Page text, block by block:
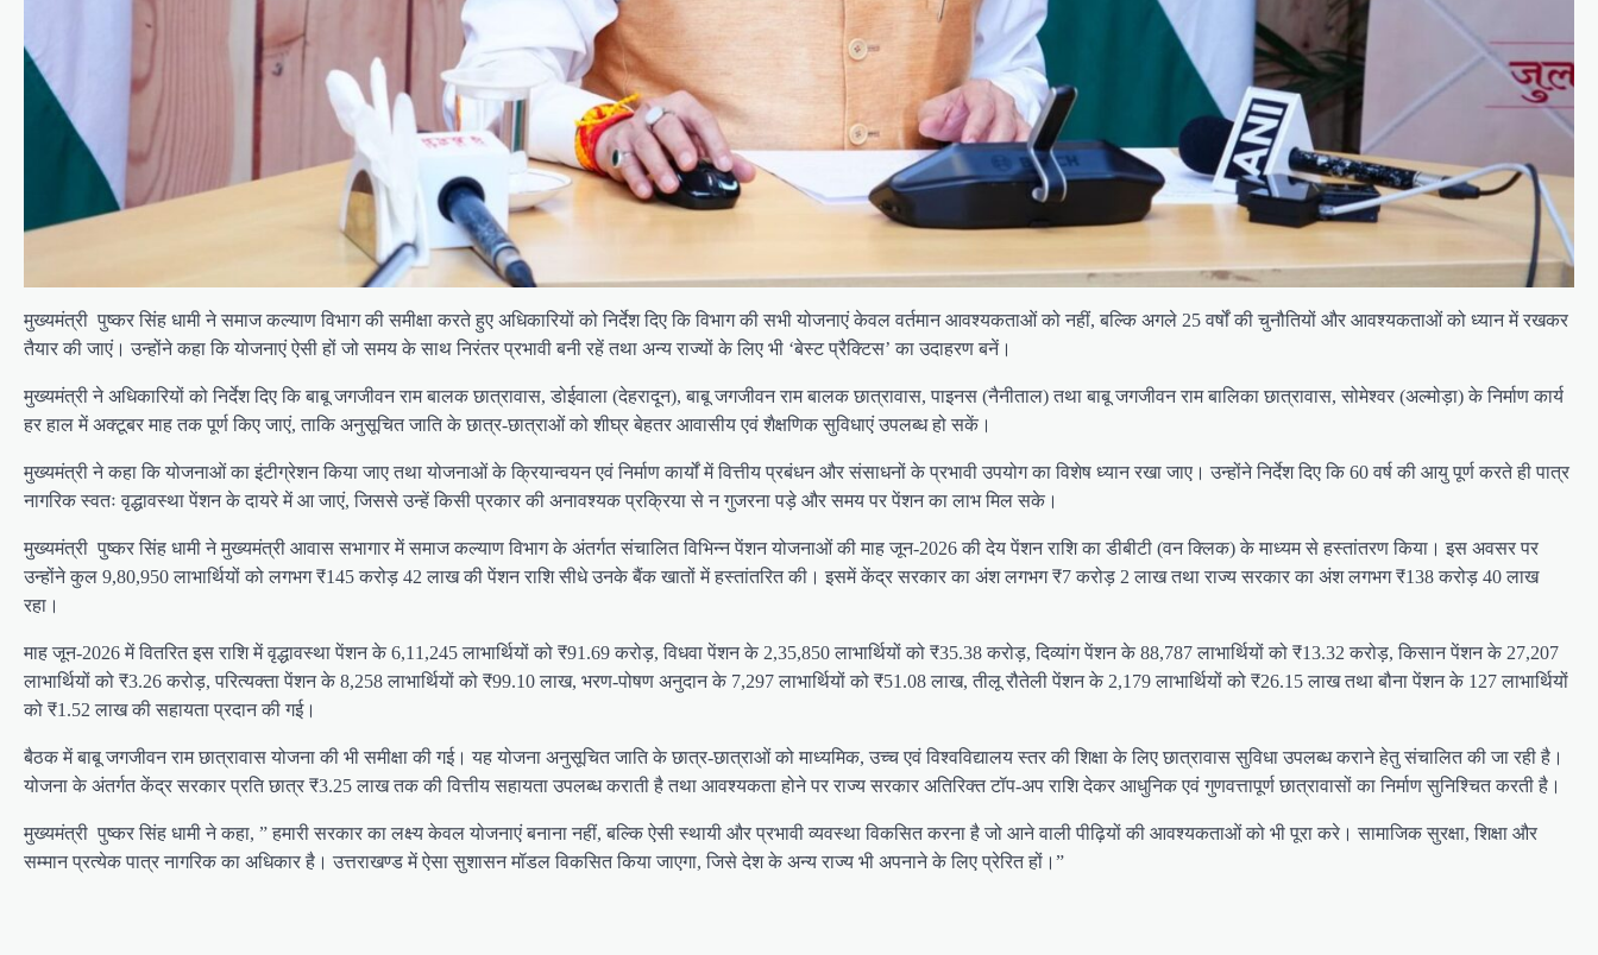
मुख्यमंत्री पुष्कर सिंह धामी ने समाज कल्याण विभाग की समीक्षा करते हुए अधिकारियों को निर्देश दिए कि विभाग की सभी योजनाएं केवल वर्तमान आवश्यकताओं को नहीं, बल्कि अगले 25 वर्षों की चुनौतियों और आवश्यकताओं को ध्यान में रखकर
तैयार की जाएं। उन्होंने कहा कि योजनाएं ऐसी हों जो समय के साथ निरंतर प्रभावी बनी रहें तथा अन्य राज्यों के लिए भी ‘बेस्ट प्रैक्टिस’ का उदाहरण बनें।
मुख्यमंत्री ने अधिकारियों को निर्देश दिए कि बाबू जगजीवन राम बालक छात्रावास, डोईवाला (देहरादून), बाबू जगजीवन राम बालक छात्रावास, पाइनस (नैनीताल) तथा बाबू जगजीवन राम बालिका छात्रावास, सोमेश्वर (अल्मोड़ा) के निर्माण कार्य
हर हाल में अक्टूबर माह तक पूर्ण किए जाएं, ताकि अनुसूचित जाति के छात्र-छात्राओं को शीघ्र बेहतर आवासीय एवं शैक्षणिक सुविधाएं उपलब्ध हो सकें।
मुख्यमंत्री ने कहा कि योजनाओं का इंटीग्रेशन किया जाए तथा योजनाओं के क्रियान्वयन एवं निर्माण कार्यों में वित्तीय प्रबंधन और संसाधनों के प्रभावी उपयोग का विशेष ध्यान रखा जाए। उन्होंने निर्देश दिए कि 60 वर्ष की आयु पूर्ण करते ही पात्र
नागरिक स्वतः वृद्धावस्था पेंशन के दायरे में आ जाएं, जिससे उन्हें किसी प्रकार की अनावश्यक प्रक्रिया से न गुजरना पड़े और समय पर पेंशन का लाभ मिल सके।
मुख्यमंत्री पुष्कर सिंह धामी ने मुख्यमंत्री आवास सभागार में समाज कल्याण विभाग के अंतर्गत संचालित विभिन्न पेंशन योजनाओं की माह जून-2026 की देय पेंशन राशि का डीबीटी (वन क्लिक) के माध्यम से हस्तांतरण किया। इस अवसर पर
उन्होंने कुल 9,80,950 लाभार्थियों को लगभग ₹145 करोड़ 42 लाख की पेंशन राशि सीधे उनके बैंक खातों में हस्तांतरित की। इसमें केंद्र सरकार का अंश लगभग ₹7 करोड़ 2 लाख तथा राज्य सरकार का अंश लगभग ₹138 करोड़ 40 लाख
रहा।
माह जून-2026 में वितरित इस राशि में वृद्धावस्था पेंशन के 6,11,245 लाभार्थियों को ₹91.69 करोड़, विधवा पेंशन के 2,35,850 लाभार्थियों को ₹35.38 करोड़, दिव्यांग पेंशन के 88,787 लाभार्थियों को ₹13.32 करोड़, किसान पेंशन के 27,207
लाभार्थियों को ₹3.26 करोड़, परित्यक्ता पेंशन के 8,258 लाभार्थियों को ₹99.10 लाख, भरण-पोषण अनुदान के 7,297 लाभार्थियों को ₹51.08 लाख, तीलू रौतेली पेंशन के 2,179 लाभार्थियों को ₹26.15 लाख तथा बौना पेंशन के 127 लाभार्थियों
को ₹1.52 लाख की सहायता प्रदान की गई।
बैठक में बाबू जगजीवन राम छात्रावास योजना की भी समीक्षा की गई। यह योजना अनुसूचित जाति के छात्र-छात्राओं को माध्यमिक, उच्च एवं विश्वविद्यालय स्तर की शिक्षा के लिए छात्रावास सुविधा उपलब्ध कराने हेतु संचालित की जा रही है।
योजना के अंतर्गत केंद्र सरकार प्रति छात्र ₹3.25 लाख तक की वित्तीय सहायता उपलब्ध कराती है तथा आवश्यकता होने पर राज्य सरकार अतिरिक्त टॉप-अप राशि देकर आधुनिक एवं गुणवत्तापूर्ण छात्रावासों का निर्माण सुनिश्चित करती है।
मुख्यमंत्री पुष्कर सिंह धामी ने कहा, ” हमारी सरकार का लक्ष्य केवल योजनाएं बनाना नहीं, बल्कि ऐसी स्थायी और प्रभावी व्यवस्था विकसित करना है जो आने वाली पीढ़ियों की आवश्यकताओं को भी पूरा करे। सामाजिक सुरक्षा, शिक्षा और
सम्मान प्रत्येक पात्र नागरिक का अधिकार है। उत्तराखण्ड में ऐसा सुशासन मॉडल विकसित किया जाएगा, जिसे देश के अन्य राज्य भी अपनाने के लिए प्रेरित हों।”